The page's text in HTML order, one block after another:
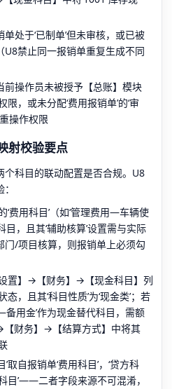
单处于‘已制单’但未审核，或已被
U8禁止同一报销单重复生成不同
前操作员未被授予【总账】模块
限，或未分配‘费用报销单’的‘审
操作权限
射校验要点
科目的联动配置是否合规。U8
‘费用科目’（如‘管理费用—车辆使
目，且其‘辅助核算’设置需与实际
门/项目核算，则报销单上必须勾
设置】→【财务】→【现金科目】列
态，且其‘科目性质’为‘现金类’；若
备用金’作为现金替代科目，需额
财务】→【结算方式】中将其
取自报销单‘费用科目’，‘贷方科
目’——二者字段来源不可混淆，